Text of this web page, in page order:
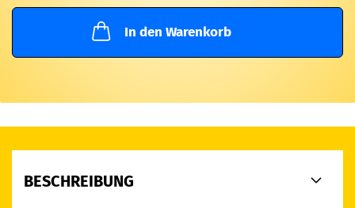
In den Warenkorb
BESCHREIBUNG